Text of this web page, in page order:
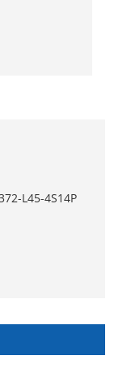
L45-4S14P